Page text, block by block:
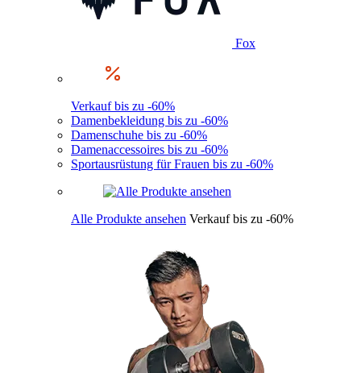
Fox
Verkauf bis zu -60%
Damenbekleidung bis zu -60%
Damenschuhe bis zu -60%
Damenaccessoires bis zu -60%
Sportausrüstung für Frauen bis zu -60%
Alle Produkte ansehen Verkauf bis zu -60%